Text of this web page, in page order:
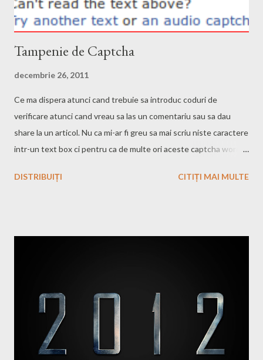
Tampenie de Captcha
decembrie 26, 2011
Ce ma dispera atunci cand trebuie sa introduc coduri de
verificare atunci cand vreau sa las un comentariu sau sa dau
share la un articol. Nu ca mi-ar fi greu sa mai scriu niste caractere
intr-un text box ci pentru ca de multe ori aceste captcha words
DISTRIBUIȚI
CITIȚI MAI MULTE